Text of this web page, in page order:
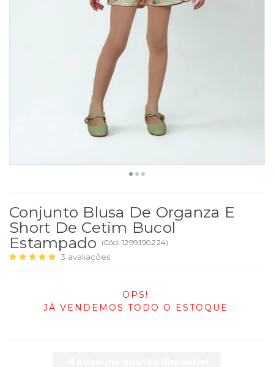
Conjunto Blusa De Organza E
Short De Cetim Bucol
Estampado
(Cód. 1299.190.224)
3 avaliações
OPS!
JÁ VENDEMOS TODO O ESTOQUE.